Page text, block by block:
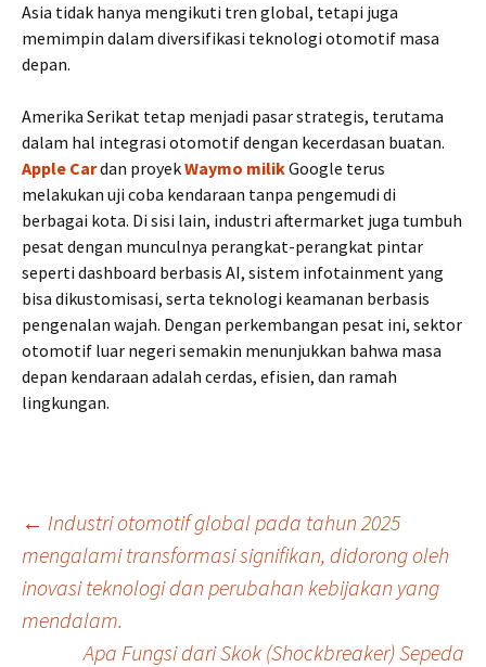
Asia tidak hanya mengikuti tren global, tetapi juga
memimpin dalam diversifikasi teknologi otomotif masa
depan.
Amerika Serikat tetap menjadi pasar strategis, terutama
dalam hal integrasi otomotif dengan kecerdasan buatan.
Apple Cardan proyekWaymo milikGoogle terus
melakukan uji coba kendaraan tanpa pengemudi di
berbagai kota. Di sisi lain, industri aftermarket juga tumbuh
pesat dengan munculnya perangkat-perangkat pintar
seperti dashboard berbasis AI, sistem infotainment yang
bisa dikustomisasi, serta teknologi keamanan berbasis
pengenalan wajah. Dengan perkembangan pesat ini, sektor
otomotif luar negeri semakin menunjukkan bahwa masa
depan kendaraan adalah cerdas, efisien, dan ramah
lingkungan.
Post
navigation
← Industri otomotif global pada tahun 2025
mengalami transformasi signifikan, didorong oleh
inovasi teknologi dan perubahan kebijakan yang
mendalam.
Apa Fungsi dari Skok (Shockbreaker) Sepeda